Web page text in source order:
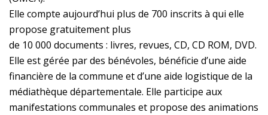
Elle compte aujourd’hui plus de 700 inscrits à qui elle
propose gratuitement plus
de 10 000 documents : livres, revues, CD, CD ROM, DVD.
Elle est gérée par des bénévoles, bénéficie d’une aide
financière de la commune et d’une aide logistique de la
médiathèque départementale. Elle participe aux
manifestations communales et propose des animations